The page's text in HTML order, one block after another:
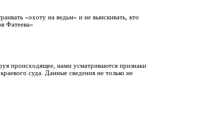
«охоту на ведьм» и не выискивать, кто
Фатеева»
происходящее, нами усматриваются признаки
суда. Данные сведения не только не